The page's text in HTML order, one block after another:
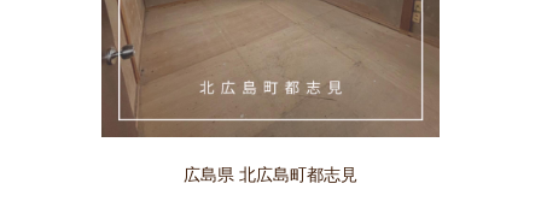
広島県 北広島町都志見